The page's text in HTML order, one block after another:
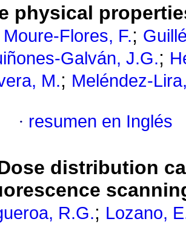
physical
Moure-Flores, F.;
Galván, J.G.;
M.; Meléndez-
· resumen en Inglés
distribution
R.G.; Lozano,